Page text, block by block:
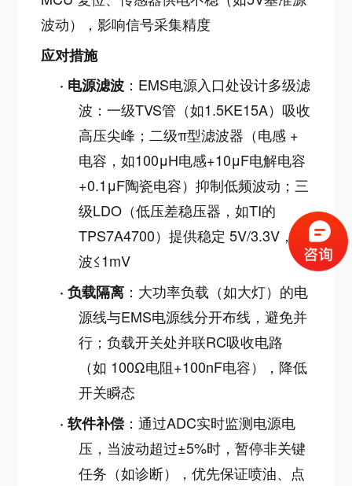
波动），影响信号采集精度
应对措施
· 电源滤波 ：EMS电源入口处设计多级滤
波：一级TVS管（如1.5KE15A）吸收
高压尖峰；二级π型滤波器（电感 +
电容，如100μH电感+10μF电解电容
+0.1μF陶瓷电容）抑制低频波动；三
级LDO（低压差稳压器，如TI的
TPS7A4700）提供稳定 5V/3.3V，纹
波≤1mV
·负载隔离 ：大功率负载（如大灯）的电
源线与EMS电源线分开布线，避免并
行；负载开关处并联RC吸收电路
（如 100Ω电阻+100nF电容），降低
开关瞬态
·软件补偿 ：通过ADC实时监测电源电
压，当波动超过±5%时，暂停非关键
任务（如诊断），优先保证喷油、点